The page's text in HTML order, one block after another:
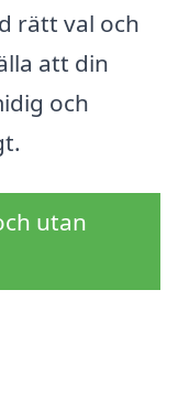
rätt val och
att din
och
utan